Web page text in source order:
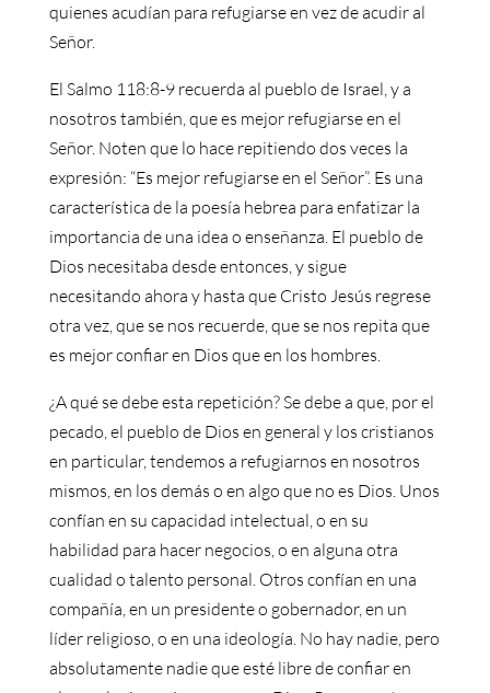
quienes acudían para refugiarse en vez de acudir al
Señor.
El Salmo 118:8-9 recuerda al pueblo de Israel, y a
nosotros también, que es mejor refugiarse en el
Señor. Noten que lo hace repitiendo dos veces la
expresión: “Es mejor refugiarse en el Señor”. Es una
característica de la poesía hebrea para enfatizar la
importancia de una idea o enseñanza. El pueblo de
Dios necesitaba desde entonces, y sigue
necesitando ahora y hasta que Cristo Jesús regrese
otra vez, que se nos recuerde, que se nos repita que
es mejor confiar en Dios que en los hombres.
¿A qué se debe esta repetición? Se debe a que, por el
pecado, el pueblo de Dios en general y los cristianos
en particular, tendemos a refugiarnos en nosotros
mismos, en los demás o en algo que no es Dios. Unos
confían en su capacidad intelectual, o en su
habilidad para hacer negocios, o en alguna otra
cualidad o talento personal. Otros confían en una
compañía, en un presidente o gobernador, en un
líder religioso, o en una ideología. No hay nadie, pero
absolutamente nadie que esté libre de confiar en